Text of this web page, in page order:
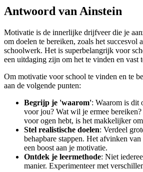
Antwoord van Ainstein
Motivatie is de innerlijke drijfveer die je
om doelen te bereiken, zoals het succesvol
schoolwerk. Het is superbelangrijk voor
een uitdaging zijn om het te vinden en vast
Om motivatie voor school te vinden en te
aan de volgende punten:
Begrijp je 'waarom': Waarom is dit
voor jou? Wat wil je ermee
voor ogen hebt, is het makkelijker
Stel realistische doelen: Verdeel
behapbare stappen. Het afvinken van
een boost aan je motivatie.
Ontdek je leermethode: Niet
manier. Experimenteer met